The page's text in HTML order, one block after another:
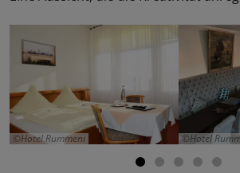
Hotel Rummeni Hotel